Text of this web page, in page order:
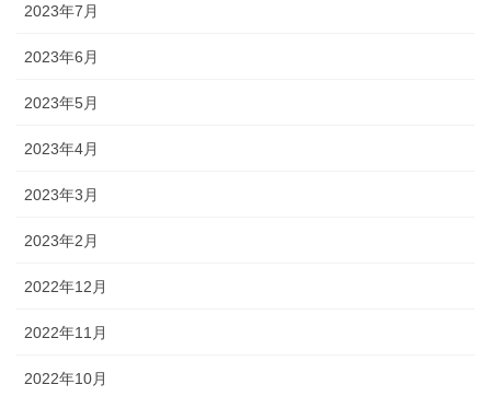
2023年7月
2023年6月
2023年5月
2023年4月
2023年3月
2023年2月
2022年12月
2022年11月
2022年10月